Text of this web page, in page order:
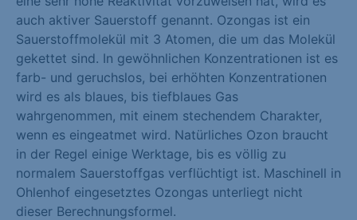
auch aktiver Sauerstoff genannt. Ozongas ist ein
Sauerstoffmolekül mit 3 Atomen, die um das Molekül
gekettet sind. In gewöhnlichen Konzentrationen ist es
farb- und geruchslos, bei erhöhten Konzentrationen
wird es als blaues, bis tiefblaues Gas
wahrgenommen, mit einem stechendem Charakter,
wenn es eingeatmet wird. Natürliches Ozon braucht
in der Regel einige Werktage, bis es völlig zu
normalem Sauerstoffgas verflüchtigt ist. Maschinell in
Ohlenhof eingesetztes Ozongas unterliegt nicht
dieser Berechnungsformel.